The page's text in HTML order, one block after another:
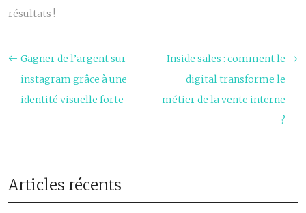
résultats !
Gagner de l’argent sur
instagram grâce à une
identité visuelle forte
Inside sales : comment le
digital transforme le
métier de la vente interne
?
Articles récents